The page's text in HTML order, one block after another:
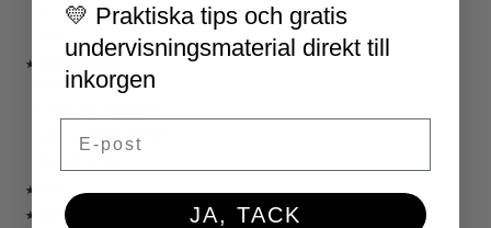
★ LÄRARVERKTYG
KLASSRUMSDEKORATION
KLASSRUMSORGANISATION
★ SPEL
★ GRATIS
💛 Praktiska tips och gratis
undervisningsmaterial direkt till
inkorgen
JA, TACK